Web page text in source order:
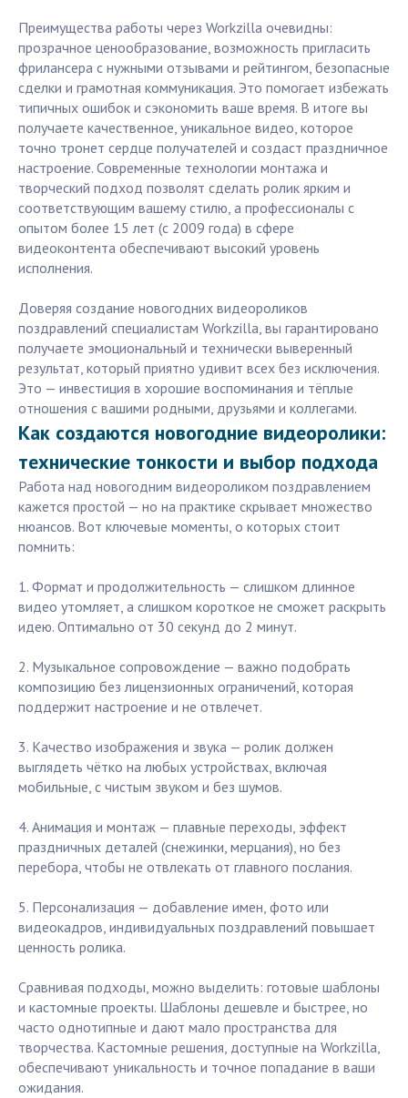
Преимущества работы через Workzilla очевидны:
прозрачное ценообразование, возможность пригласить
фрилансера с нужными отзывами и рейтингом, безопасные
сделки и грамотная коммуникация. Это помогает избежать
типичных ошибок и сэкономить ваше время. В итоге вы
получаете качественное, уникальное видео, которое
точно тронет сердце получателей и создаст праздничное
настроение. Современные технологии монтажа и
творческий подход позволят сделать ролик ярким и
соответствующим вашему стилю, а профессионалы с
опытом более 15 лет (с 2009 года) в сфере
видеоконтента обеспечивают высокий уровень
исполнения.
Доверяя создание новогодних видеороликов
поздравлений специалистам Workzilla, вы гарантировано
получаете эмоциональный и технически выверенный
результат, который приятно удивит всех без исключения.
Это — инвестиция в хорошие воспоминания и тёплые
отношения с вашими родными, друзьями и коллегами.
Как создаются новогодние видеоролики:
технические тонкости и выбор подхода
Работа над новогодним видеороликом поздравлением
кажется простой — но на практике скрывает множество
нюансов. Вот ключевые моменты, о которых стоит
помнить:
1. Формат и продолжительность — слишком длинное
видео утомляет, а слишком короткое не сможет раскрыть
идею. Оптимально от 30 секунд до 2 минут.
2. Музыкальное сопровождение — важно подобрать
композицию без лицензионных ограничений, которая
поддержит настроение и не отвлечет.
3. Качество изображения и звука — ролик должен
выглядеть чётко на любых устройствах, включая
мобильные, с чистым звуком и без шумов.
4. Анимация и монтаж — плавные переходы, эффект
праздничных деталей (снежинки, мерцания), но без
перебора, чтобы не отвлекать от главного послания.
5. Персонализация — добавление имен, фото или
видеокадров, индивидуальных поздравлений повышает
ценность ролика.
Сравнивая подходы, можно выделить: готовые шаблоны
и кастомные проекты. Шаблоны дешевле и быстрее, но
часто однотипные и дают мало пространства для
творчества. Кастомные решения, доступные на Workzilla,
обеспечивают уникальность и точное попадание в ваши
ожидания.